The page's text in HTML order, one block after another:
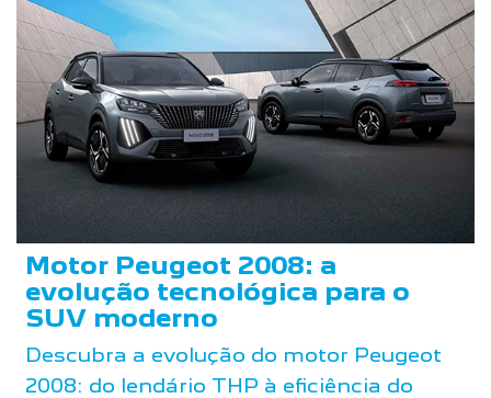
Motor Peugeot 2008: a
evolução tecnológica para o
SUV moderno
Descubra a evolução do motor Peugeot
2008: do lendário THP à eficiência do